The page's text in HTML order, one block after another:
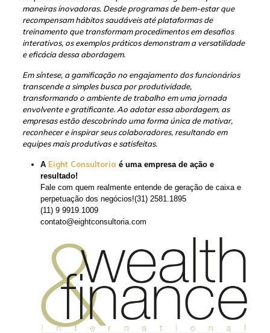
maneiras inovadoras. Desde programas de bem-estar que
recompensam hábitos saudáveis até plataformas de
treinamento que transformam procedimentos em desafios
interativos, os exemplos práticos demonstram a versatilidade
e eficácia dessa abordagem.
Em síntese, a gamificação no engajamento dos funcionários
transcende a simples busca por produtividade,
transformando o ambiente de trabalho em uma jornada
envolvente e gratificante. Ao adotar essa abordagem, as
empresas estão descobrindo uma forma única de motivar,
reconhecer e inspirar seus colaboradores, resultando em
equipes mais produtivas e satisfeitas.
A Eight Consultoria é uma empresa de ação e
resultado!
Fale com quem realmente entende de geração de caixa e
perpetuação dos negócios!(31) 2581.1895
(11) 9 9919.1009
contato@eightconsultoria.com